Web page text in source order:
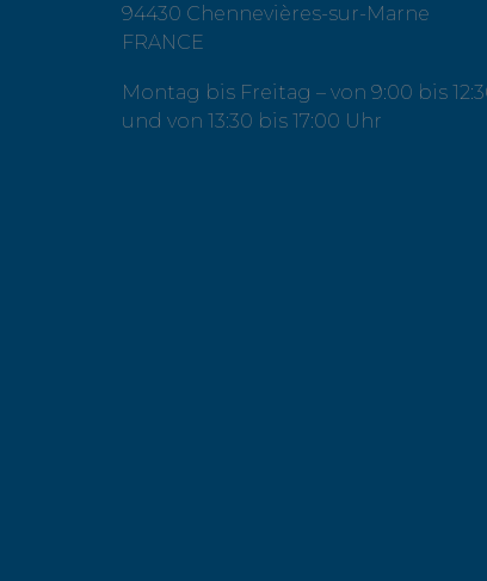
94430 Chennevières-sur-Marne
FRANCE
Montag bis Freitag – von 9:00 bis
und von 13:30 bis 17:00 Uhr